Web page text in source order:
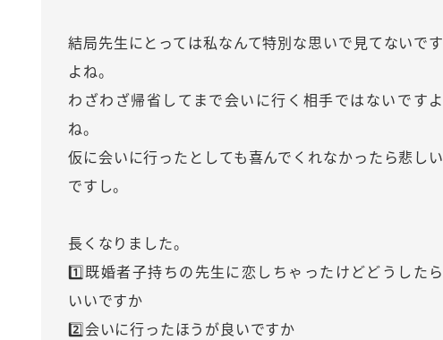
結局先生にとっては私なんて特別な思いで見てないです
よね。
わざわざ帰省してまで会いに行く相手ではないですよ
ね。
仮に会いに行ったとしても喜んでくれなかったら悲しい
ですし。
長くなりました。
1️⃣既婚者子持ちの先生に恋しちゃったけどどうしたら
いいですか
2️⃣会いに行ったほうが良いですか